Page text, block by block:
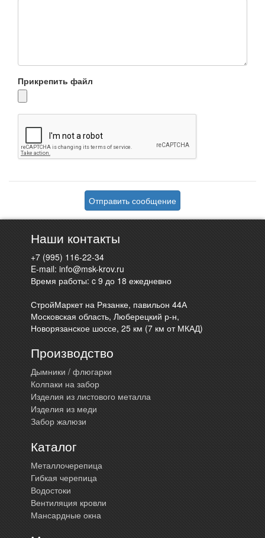
Прикрепить файл
Отправить сообщение
Наши контакты
+7 (995) 116-22-34
E-mail:info@msk-krov.ru
Время работы: c 9 до 18 ежедневно
СтройМаркет на Рязанке, павильон 44А
Московская область, Люберецкий р-н,
Новорязанское шоссе, 25 км (7 км от МКАД)
Производство
Дымники / флюгарки
Колпаки на забор
Изделия из листового металла
Изделия из меди
Забор жалюзи
Каталог
Металлочерепица
Гибкая черепица
Водостоки
Вентиляция кровли
Мансардные окна